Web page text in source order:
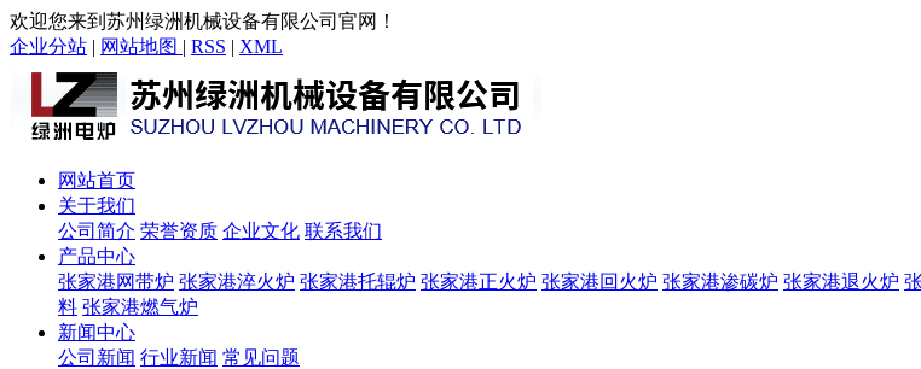
欢迎您来到苏州绿洲机械设备有限公司官网！
企业分站 | 网站地图 | RSS | XML
网站首页
关于我们
公司简介 荣誉资质 企业文化 联系我们
产品中心
张家港网带炉 张家港淬火炉 张家港托辊炉 张家港正火炉 张家港回火炉 张家港渗碳炉 张家港退火炉
料 张家港燃气炉
新闻中心
公司新闻 行业新闻 常见问题